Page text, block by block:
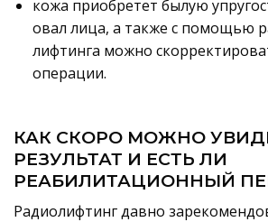
кожа приобретет былую
овал лица, а также с помощью
лифтинга можно
операции.
КАК СКОРО МОЖНО
РЕЗУЛЬТАТ И ЕСТЬ ЛИ
РЕАБИЛИТАЦИОННЫЙ
Радиолифтинг давно